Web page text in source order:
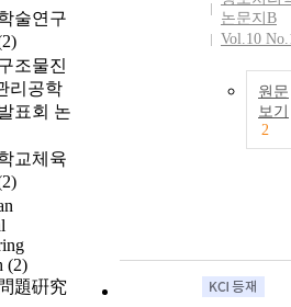
술연구
조물진
리공학
표회 논
교체육
(2)
題硏究
논문지B
Vol.10
원문
보기
2